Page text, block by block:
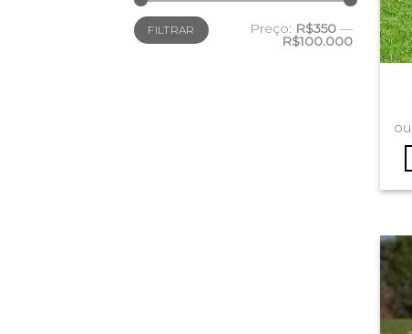
Preço
mínimo
Preço
máximo
FILTRAR Preço: R$350 —
R$100.000
ou